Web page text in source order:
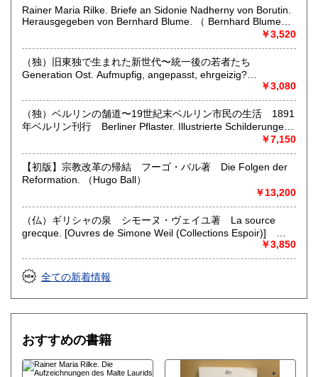
買い取りのご相談お待ちしております。
弊店は洋書が専門ですので、特に洋書のご整理をお考えの方
取り扱い分野
哲学宗教、美術工芸、外国文学、外国書、古書一般（その
Rainer Maria Rilke. Briefe an Sidonie Nadherny von Borutin.
Herausgegeben von Bernhard Blume. （ Bernhard Blume
￥3,520
（独）旧東独で生まれた新世代〜統一後の若者たち
Generation Ost. Aufmupfig, angepasst, ehrgeizig?
Jugendliche nach der Wende. Zwolf Selbstaussagen. Mit
Billerbeck）
￥3,080
（独）ベルリンの舗道〜19世紀末ベルリン市民の生活 1891
年ベルリン刊行 Berliner Pflaster. Illustrierte Schilderungen
(hg.)）
￥7,150
【初版】宗教改革の帰結 フーゴ・バル著 Die Folgen der
Reformation. （Hugo Ball）
￥13,200
（仏）ギリシャの泉 シモーヌ・ヴェイユ著 La source
grecque. [Ouvres de Simone Weil (Collections Espoir)]
￥3,850
全ての新着情報
おすすめの書籍